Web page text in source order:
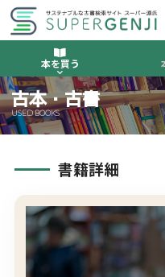
本を買う
古本・古書
USED BOOKS
書籍詳細